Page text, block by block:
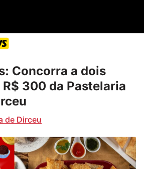
Concorra a dois
300 da Pastelaria
de Dirceu